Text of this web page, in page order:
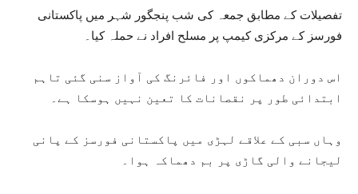
تفصیلات کے مطابق جمعہ کی شب پنجگور شہر میں پاکستانی
فورسز کے مرکزی کیمپ پر مسلح افراد نے حملہ کیا۔
اس دوران دھماکوں اور فائرنگ کی آواز سنی گئی تاہم
ابتدائی طور پر نقصانات کا تعین نہیں ہوسکا ہے۔
وہاں سبی کے علاقے لہڑی میں پاکستانی فورسز کے پانی
لیجانے والی گاڑی پر بم دھماکہ ہوا۔